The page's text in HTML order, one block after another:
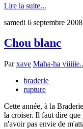
Lire la suite...
samedi 6 septembre 2008
Chou blanc
Parxave Maha-ha
braderie
rupture
Cette année, à la
la croiser. Il faut dire
n'avoir pas envie de